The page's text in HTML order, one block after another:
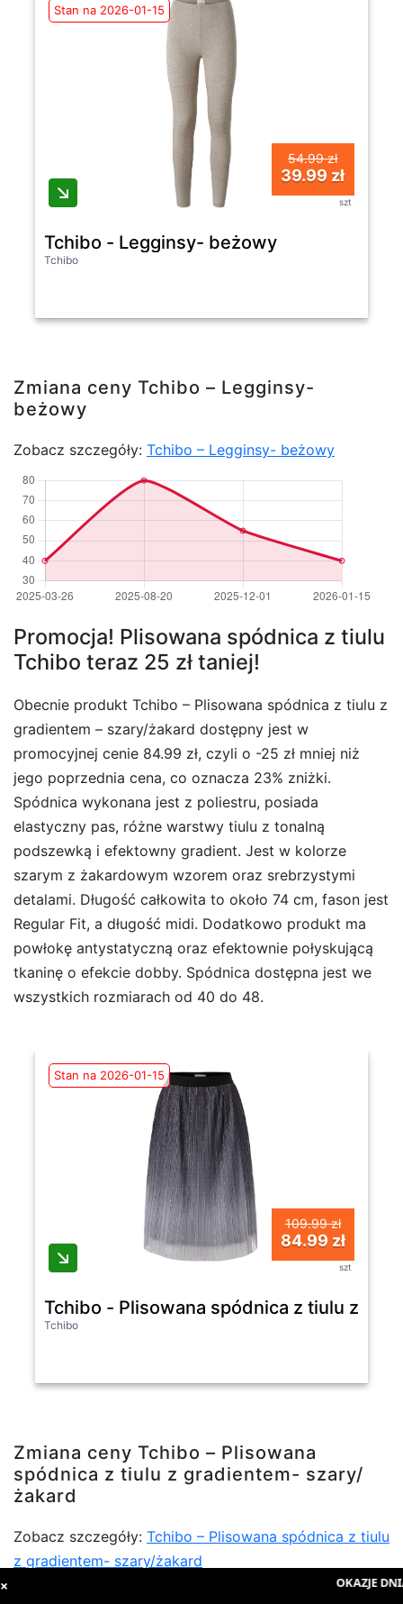
Stan na 2026-01-15
54.99 zł
39.99 zł
szt
Tchibo - Legginsy- beżowy
Tchibo
Zmiana ceny Tchibo – Legginsy-
beżowy
Zobacz szczegóły: Tchibo – Legginsy- beżowy
Promocja! Plisowana spódnica z tiulu
Tchibo teraz 25 zł taniej!
Obecnie produkt Tchibo – Plisowana spódnica z tiulu z
gradientem – szary/żakard dostępny jest w
promocyjnej cenie 84.99 zł, czyli o -25 zł mniej niż
jego poprzednia cena, co oznacza 23% zniżki.
Spódnica wykonana jest z poliestru, posiada
elastyczny pas, różne warstwy tiulu z tonalną
podszewką i efektowny gradient. Jest w kolorze
szarym z żakardowym wzorem oraz srebrzystymi
detalami. Długość całkowita to około 74 cm, fason jest
Regular Fit, a długość midi. Dodatkowo produkt ma
powłokę antystatyczną oraz efektownie połyskującą
tkaninę o efekcie dobby. Spódnica dostępna jest we
wszystkich rozmiarach od 40 do 48.
Stan na 2026-01-15
109.99 zł
84.99 zł
szt
Tchibo - Plisowana spódnica z tiulu z
Tchibo
Zmiana ceny Tchibo – Plisowana
spódnica z tiulu z gradientem- szary/
żakard
Zobacz szczegóły: Tchibo – Plisowana spódnica z tiulu
z gradientem- szary/żakard
× OKAZJE DNIA